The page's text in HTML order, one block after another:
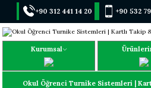
+90 312 441 14 20 +90 532
Kurumsal
Okul Öğrenci Turnike Sistemleri |